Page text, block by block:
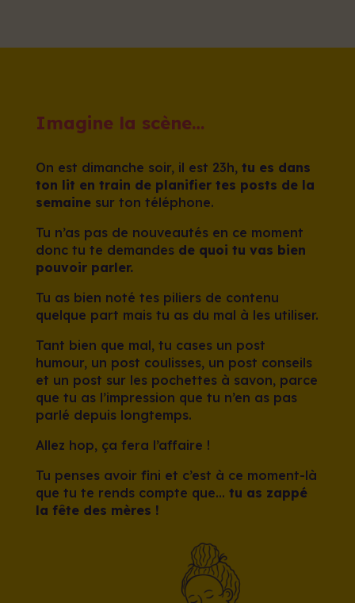
Imagine la scène…
On est dimanche soir, il est 23h, tu es dans
ton lit en train de planifier tes posts de la
semaine sur ton téléphone.
Tu n’as pas de nouveautés en ce moment
donc tu te demandes de quoi tu vas bien
pouvoir parler.
Tu as bien noté tes piliers de contenu
quelque part mais tu as du mal à les utiliser.
Tant bien que mal, tu cases un post
humour, un post coulisses, un post conseils
et un post sur les pochettes à savon, parce
que tu as l’impression que tu n’en as pas
parlé depuis longtemps.
Allez hop, ça fera l’affaire !
Tu penses avoir fini et c’est à ce moment-là
que tu te rends compte que… tu as zappé
la fête des mères !